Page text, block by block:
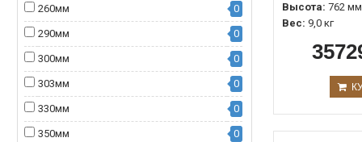
260мм 0
290мм 0
300мм 0
303мм 0
330мм 0
350мм 0
Высота: 762 мм
Вес: 9,0 кг